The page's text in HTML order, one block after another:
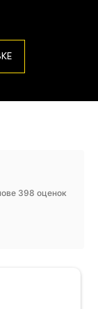
398 оценок